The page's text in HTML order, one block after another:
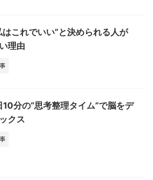
はこれでいい”と決められる人が
理由
10分の“思考整理タイム”で脳をデ
クス